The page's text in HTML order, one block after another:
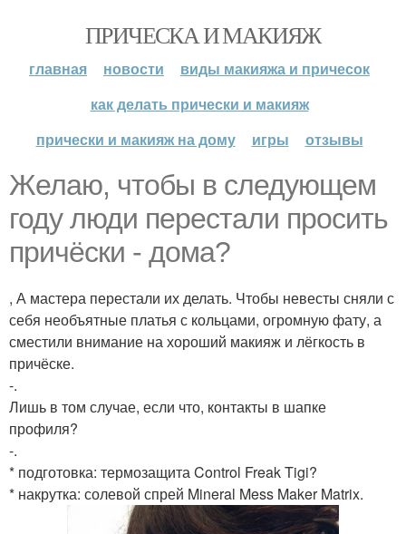
ПРИЧЕСКА И МАКИЯЖ
главная новости
виды макияжа и причесок
как делать прически и макияж
прически и макияж на дому
игры отзывы
Желаю, чтобы в следующем
году люди перестали просить
причёски - дома?
, А мастера перестали их делать. Чтобы невесты сняли с
себя необъятные платья с кольцами, огромную фату, а
сместили внимание на хороший макияж и лёгкость в
причёске.
-.
Лишь в том случае, если что, контакты в шапке
профиля?
-.
* подготовка: термозащита Control Freak Tigi?
* накрутка: солевой спрей Mineral Mess Maker Matrix.